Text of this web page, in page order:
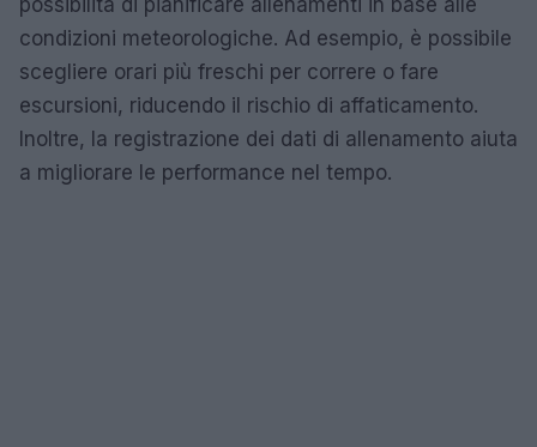
condizioni meteorologiche. Ad esempio, è possibile
scegliere orari più freschi per correre o fare
escursioni, riducendo il rischio di affaticamento.
Inoltre, la registrazione dei dati di allenamento aiuta
a migliorare le performance nel tempo.